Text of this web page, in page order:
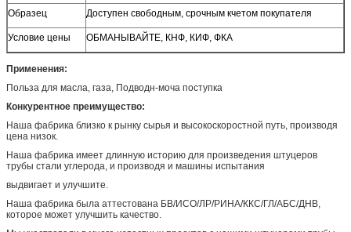
Образец Доступен свободным, срочным кчетом покупателя
Условие цены ОБМАНЫВАЙТЕ, КНФ, КИФ, ФКА
Применения:
Польза для масла, газа, Подводн-моча поступка
Конкурентное преимущество:
Наша фабрика близко к рынку сырья и высокоскоростной путь, производя
цена низок.
Наша фабрика имеет длинную историю для произведения штуцеров
трубы стали углерода, и производя и машины испытания
выдвигает и улучшите.
Наша фабрика была аттестована БВ/ИСО/ЛР/РИНА/ККС/ГЛ/АБС/ДНВ,
которое может улучшить качество.